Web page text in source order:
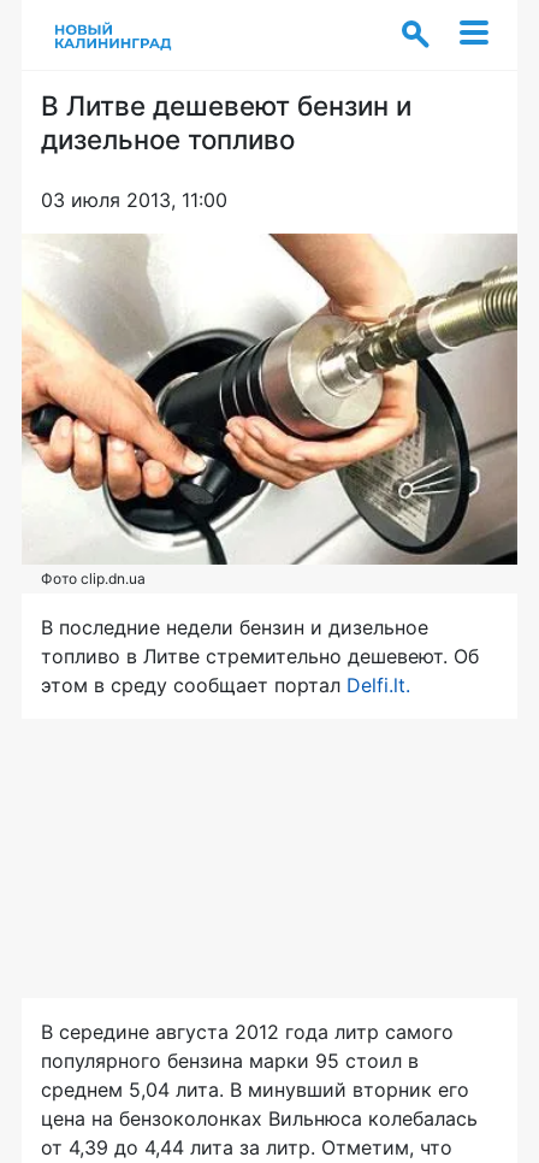
В Литве дешевеют бензин и
дизельное топливо
03 июля 2013, 11:00
Фото clip.dn.ua
В последние недели бензин и дизельное
топливо в Литве стремительно дешевеют. Об
этом в среду сообщает портал Delfi.lt.
В середине августа 2012 года литр самого
популярного бензина марки 95 стоил в
среднем 5,04 лита. В минувший вторник его
цена на бензоколонках Вильнюса колебалась
от 4,39 до 4,44 лита за литр. Отметим, что